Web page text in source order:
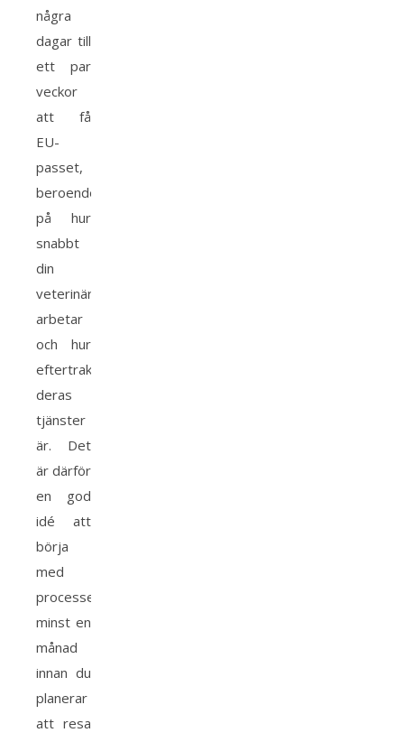
några
dagar till
ett par
veckor
att få
EU-
passet,
beroende
på hur
snabbt
din
veterinär
arbetar
och hur
eftertraktade
deras
tjänster
är. Det
är därför
en god
idé att
börja
med
processen
minst en
månad
innan du
planerar
att resa